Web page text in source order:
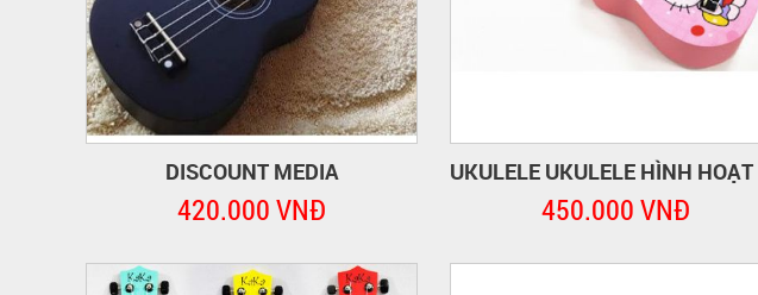
DISCOUNT MEDIA
420.000 VNĐ 450.000 VNĐ